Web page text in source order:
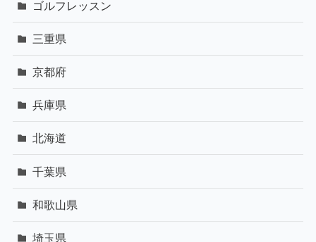
ゴルフレッスン
三重県
京都府
兵庫県
北海道
千葉県
和歌山県
埼玉県